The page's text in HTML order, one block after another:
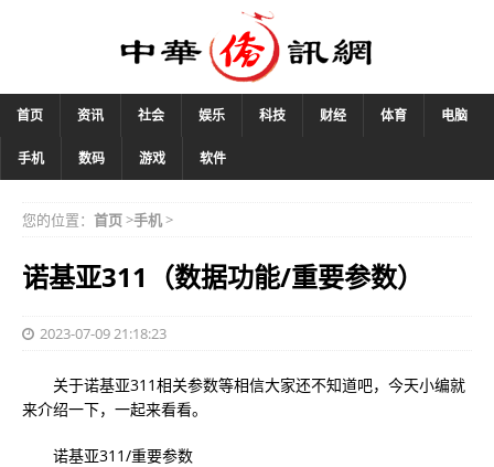
首页 资讯 社会 娱乐 科技 财经 体育 电脑
手机 数码 游戏 软件
您的位置： 首页>手机>
诺基亚311（数据功能/重要参数）
2023-07-09 21:18:23
关于诺基亚311相关参数等相信大家还不知道吧，今天小编就
来介绍一下，一起来看看。
诺基亚311/重要参数